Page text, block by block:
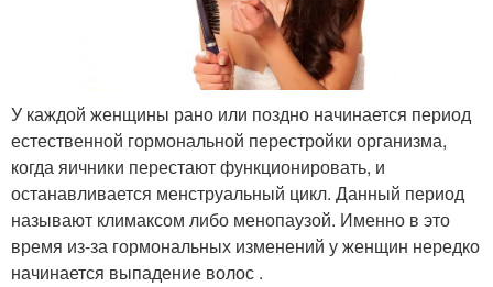
У каждой женщины рано или поздно начинается период
естественной гормональной перестройки организма,
когда яичники перестают функционировать, и
останавливается менструальный цикл. Данный период
называют климаксом либо менопаузой. Именно в это
время из-за гормональных изменений у женщин нередко
начинается выпадение волос .